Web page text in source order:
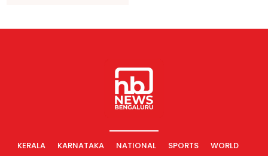
KERALA KARNATAKA NATIONAL SPORTS
WORLD